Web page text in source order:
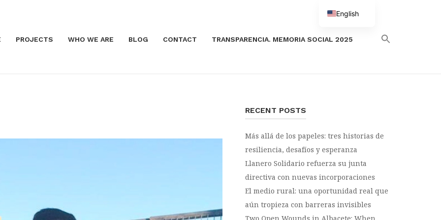
PROJECTS WHO WE ARE BLOG CONTACT TRANSPARENCIA. MEMORIA SOCIAL 2025
RECENT POSTS
Más allá de los papeles: tres historias de
resiliencia, desafíos y esperanza
Llanero Solidario refuerza su junta
directiva con nuevas incorporaciones
El medio rural: una oportunidad real que
aún tropieza con barreras invisibles
English